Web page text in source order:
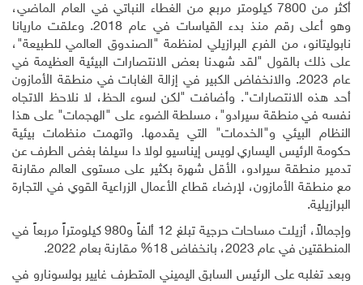
أكثر من 7800 كيلومتر مربع من الغطاء النباتي في العام الماضي،
وهو أعلى رقم منذ بدء القياسات في عام 2018. وعلقت ماريانا
نابوليتانو، من الفرع البرازيلي لمنظمة "الصندوق العالمي للطبيعة"،
على ذلك بالقول "لقد شهدنا بعض الانتصارات البيئية العظيمة في
عام 2023. والانخفاض الكبير في إزالة الغابات في منطقة الأمازون
أحد هذه الانتصارات". وأضافت "لكن لسوء الحظ، لا نلاحظ الاتجاه
نفسه في منطقة سيرادو"، مسلطة الضوء على "الهجمات" على هذا
النظام البيئي و"الخدمات" التي يقدمها. واتهمت منظمات بيئية
حكومة الرئيس اليساري لويس إيناسيو لولا دا سيلفا بغض الطرف عن
تدمير منطقة سيرادو، الأقل شهرة بكثير على مستوى العالم مقارنة
مع منطقة الأمازون، لإرضاء قطاع الأعمال الزراعية القوي في التجارة
البرازيلية.
وإجمالاً، أزيلت مساحات حرجية تبلغ 12 ألفاً و980 كيلومتراً مربعاً في
المنطقتين في عام 2023، بانخفاض 18% مقارنة بعام 2022
.
وبعد تغلبه على الرئيس السابق اليميني المتطرف غايير بولسونارو في